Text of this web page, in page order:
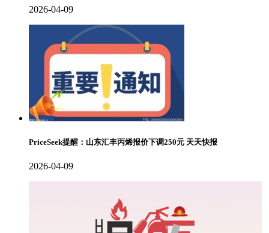
2026-04-09
PriceSeek提醒：山东汇丰丙烯报价下调250元 天天快报
2026-04-09